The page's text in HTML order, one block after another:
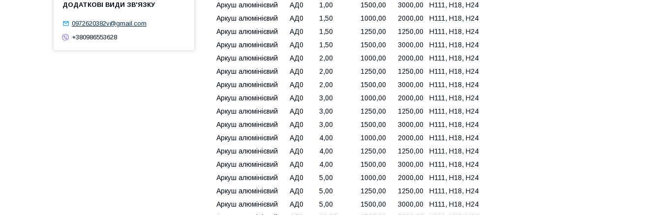
Аркуш алюмінієвий АД0 1,00 1500,00 3000,00 Н111, Н18, Н24
Аркуш алюмінієвий АД0 1,50 1000,00 2000,00 Н111, Н18, Н24
Аркуш алюмінієвий АД0 1,50 1250,00 1250,00 Н111, Н18, Н24
Аркуш алюмінієвий АД0 1,50 1500,00 3000,00 Н111, Н18, Н24
Аркуш алюмінієвий АД0 2,00 1000,00 2000,00 Н111, Н18, Н24
Аркуш алюмінієвий АД0 2,00 1250,00 1250,00 Н111, Н18, Н24
Аркуш алюмінієвий АД0 2,00 1500,00 3000,00 Н111, Н18, Н24
Аркуш алюмінієвий АД0 3,00 1000,00 2000,00 Н111, Н18, Н24
Аркуш алюмінієвий АД0 3,00 1250,00 1250,00 Н111, Н18, Н24
Аркуш алюмінієвий АД0 3,00 1500,00 3000,00 Н111, Н18, Н24
Аркуш алюмінієвий АД0 4,00 1000,00 2000,00 Н111, Н18, Н24
Аркуш алюмінієвий АД0 4,00 1250,00 1250,00 Н111, Н18, Н24
Аркуш алюмінієвий АД0 4,00 1500,00 3000,00 Н111, Н18, Н24
Аркуш алюмінієвий АД0 5,00 1000,00 2000,00 Н111, Н18, Н24
Аркуш алюмінієвий АД0 5,00 1250,00 1250,00 Н111, Н18, Н24
Аркуш алюмінієвий АД0 5,00 1500,00 3000,00 Н111, Н18, Н24
0972620382v@gmail.com
+380986553628